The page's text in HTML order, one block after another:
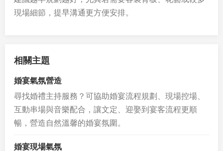
現場細節，提早溝通更方便安排。
相關主題
婚宴氣氛營造
尋找婚禮主持服務？可協助婚宴流程規劃、現場控場、
互動串場與音樂配合，讓文定、迎娶到宴客流程更順
暢，營造自然溫馨的婚宴氛圍。
婚宴現場氣氛